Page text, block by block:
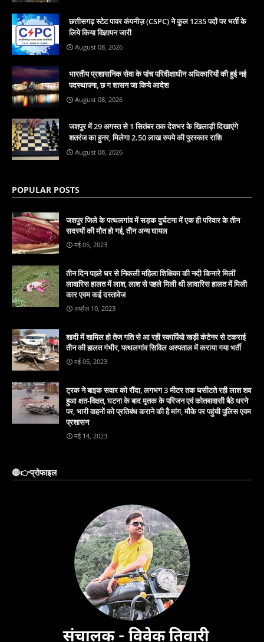
छत्तीसगढ़ स्टेट पावर कंपनीज़ (CSPC) ने कुल 1235 पदों पर भर्ती के
लिये किया विज्ञापन जारी
August 08, 2026
भारतीय प्रशासनिक सेवा के पांच परिवीक्षाधीन अधिकारियों की हुई नई
पदस्थापना, छ ग शासन जा किये आदेश
August 08, 2026
जशपुर में 29 अगस्त से 1 सितंबर तक देशभर के खिलाड़ी दिखाएंगे
शतरंज का हुनर, मिलेगा 2.50 लाख रुपये की पुरस्कार राशि
August 08, 2026
POPULAR POSTS
जशपुर जिले के पत्थलगांव में सड़क दुर्घटना में एक ही परिवार के तीन
सदस्यों की मौत हो गई, तीन अन्य घायल
मई 05, 2023
तीन दिन पहले घर से निकली महिला शिक्षिका की नदी किनारे मिलीं
लावारिस हालत में लाश, लाश से पहले मिली थी लावारिस हालत में मिली
कार एवम कई दस्तावेज
अप्रैल 10, 2023
शादी में शामिल हो तेज गति से आ रही स्कार्पियो खड़ी कंटेनर से टकराई
तीन की हालत गंभीर, पत्थलगांव सिविल अस्पताल में कराया गया भर्ती
मई 05, 2023
ट्रक ने बाइक सवार को रौंदा, लगभग 3 मीटर तक घसीटते रही लाश शव
हुआ क्षत-विक्षत, घटना के बाद मृतक के परिजन एवं कोतबावासी बैठे धरने
पर, भारी वाहनों को प्रतिबंध कराने की है मांग, मौके पर पहुंची पुलिस एवम
प्रशासन
मई 14, 2023
🔴👉प्रोफाइल